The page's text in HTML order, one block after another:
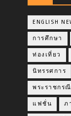
ENGLISH
การศึกษา
ท่องเที่ยว
นิทรรศการ
พระราชกร
แฟชั่น ภ